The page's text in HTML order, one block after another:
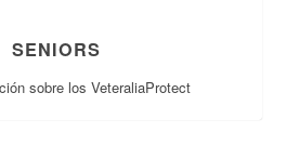
SENIORS
sobre los VeteraliaProtect